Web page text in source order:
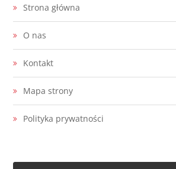
Strona główna
O nas
Kontakt
Mapa strony
Polityka prywatności